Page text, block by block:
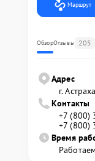
Маршрут
ОбзорОтзывы 205
Адрес
г.
Контакты
+7 (800)
+7 (800)
Время